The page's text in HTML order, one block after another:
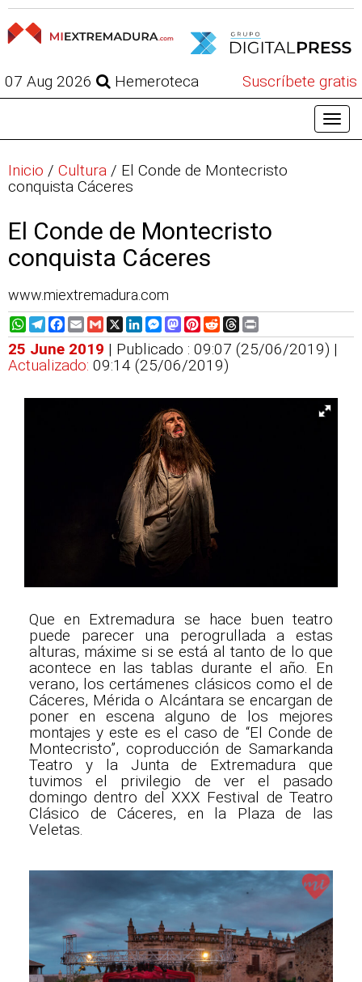
07 Aug 2026 Hemeroteca Suscríbete gratis
Inicio / Cultura / El Conde de Montecristo
conquista Cáceres
El Conde de Montecristo
conquista Cáceres
www.miextremadura.com
WhatsApp
Telegram
Facebook
EmailGmail
X LinkedIn
Messenger
Mastodon
Pinterest
RedditThreads
25 June 2019 | Publicado : 09:07 (25/06/2019) |
Actualizado: 09:14 (25/06/2019)
Que en Extremadura se hace buen teatro
puede parecer una perogrullada a estas
alturas, máxime si se está al tanto de lo que
acontece en las tablas durante el año. En
verano, los certámenes clásicos como el de
Cáceres, Mérida o Alcántara se encargan de
poner en escena alguno de los mejores
montajes y este es el caso de “El Conde de
Montecristo”, coproducción de Samarkanda
Teatro y la Junta de Extremadura que
tuvimos el privilegio de ver el pasado
domingo dentro del XXX Festival de Teatro
Clásico de Cáceres, en la Plaza de las
Veletas.